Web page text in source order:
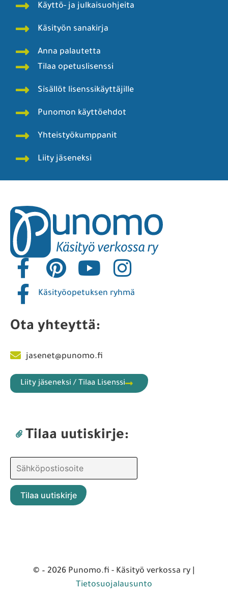
Käyttö- ja julkaisuohjeita
Käsityön sanakirja
Anna palautetta
Tilaa opetuslisenssi
Sisällöt lisenssikäyttäjille
Punomon käyttöehdot
Yhteistyökumppanit
Liity jäseneksi
Käsityöopetuksen ryhmä
Ota yhteyttä:
jasenet@punomo.fi
Liity jäseneksi / Tilaa Lisenssi
Tilaa uutiskirje:
© – 2026 Punomo.fi - Käsityö verkossa ry |
Tietosuojalausunto